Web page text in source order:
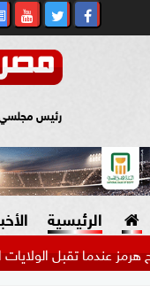
رئيس مجلسي
الرئيسية
تقبل الولايات المتحدة